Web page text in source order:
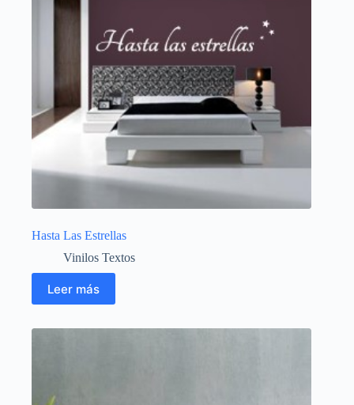
Hasta Las Estrellas
Vinilos Textos
Leer más